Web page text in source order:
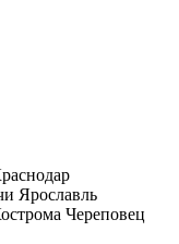
Ярославль
Череповец